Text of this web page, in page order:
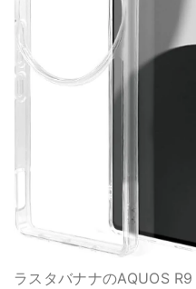
ラスタバナナのAQUOS